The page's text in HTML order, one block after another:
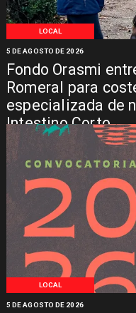
LOCAL
Fondo Orasmi
Romeral para
especializada de
Intestino Corto
5 DE AGOSTO DE 2026
LOCAL
5 DE AGOSTO DE 2026